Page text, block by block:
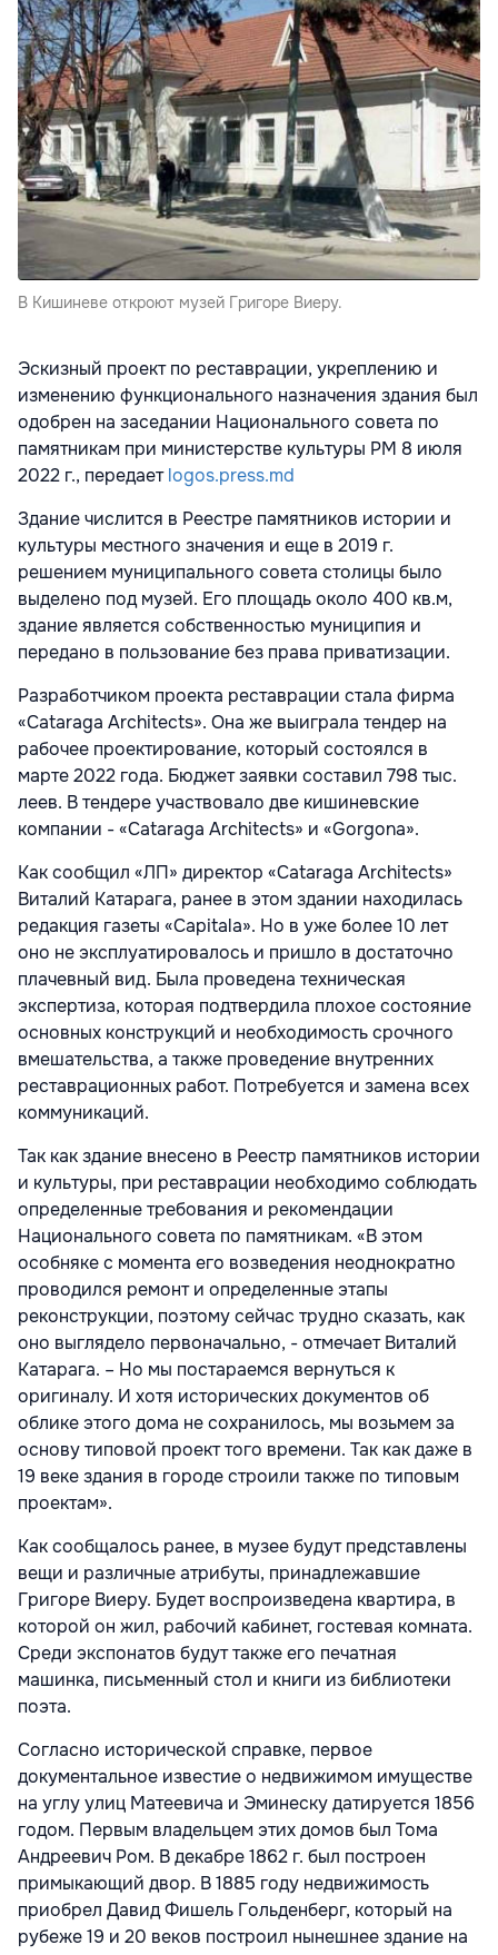
В Кишиневе откроют музей Григоре Виеру.
Эскизный проект по реставрации, укреплению и
изменению функционального назначения здания был
одобрен на заседании Национального совета по
памятникам при министерстве культуры РМ 8 июля
2022 г., передаетlogos.press.md
Здание числится в Реестре памятников истории и
культуры местного значения и еще в 2019 г.
решением муниципального совета столицы было
выделено под музей. Его площадь около 400 кв.м,
здание является собственностью муниципия и
передано в пользование без права приватизации.
Разработчиком проекта реставрации стала фирма
«Cataraga Architects». Она же выиграла тендер на
рабочее проектирование, который состоялся в
марте 2022 года. Бюджет заявки составил 798 тыс.
леев. В тендере участвовало две кишиневские
компании - «Cataraga Architects» и «Gorgona».
Как сообщил «ЛП» директор «Cataraga Architects»
Виталий Катарага, ранее в этом здании находилась
редакция газеты «Capitala». Но в уже более 10 лет
оно не эксплуатировалось и пришло в достаточно
плачевный вид. Была проведена техническая
экспертиза, которая подтвердила плохое состояние
основных конструкций и необходимость срочного
вмешательства, а также проведение внутренних
реставрационных работ. Потребуется и замена всех
коммуникаций.
Так как здание внесено в Реестр памятников истории
и культуры, при реставрации необходимо соблюдать
определенные требования и рекомендации
Национального совета по памятникам. «В этом
особняке с момента его возведения неоднократно
проводился ремонт и определенные этапы
реконструкции, поэтому сейчас трудно сказать, как
оно выглядело первоначально, - отмечает Виталий
Катарага. – Но мы постараемся вернуться к
оригиналу. И хотя исторических документов об
облике этого дома не сохранилось, мы возьмем за
основу типовой проект того времени. Так как даже в
19 веке здания в городе строили также по типовым
проектам».
Как сообщалось ранее, в музее будут представлены
вещи и различные атрибуты, принадлежавшие
Григоре Виеру. Будет воспроизведена квартира, в
которой он жил, рабочий кабинет, гостевая комната.
Среди экспонатов будут также его печатная
машинка, письменный стол и книги из библиотеки
поэта.
Согласно исторической справке, первое
документальное известие о недвижимом имуществе
на углу улиц Матеевича и Эминеску датируется 1856
годом. Первым владельцем этих домов был Тома
Андреевич Ром. В декабре 1862 г. был построен
примыкающий двор. В 1885 году недвижимость
приобрел Давид Фишель Гольденберг, который на
рубеже 19 и 20 веков построил нынешнее здание на